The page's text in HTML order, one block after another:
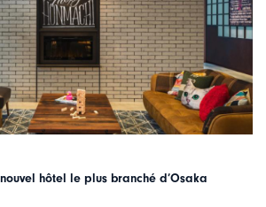
nouvel hôtel le plus branché d’Osaka